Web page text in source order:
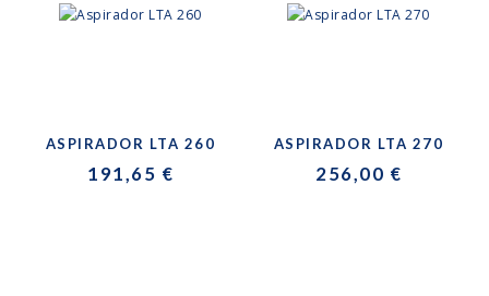
ASPIRADOR LTA 260
191,65 €
ASPIRADOR LTA 270
256,00 €